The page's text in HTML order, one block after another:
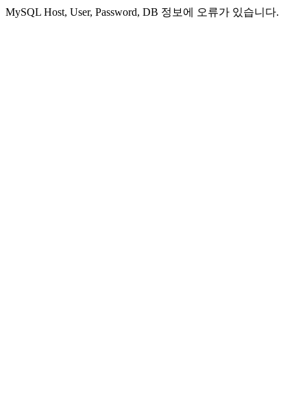
MySQL Host, User, Password, DB 정보에 오류가 있습니다.